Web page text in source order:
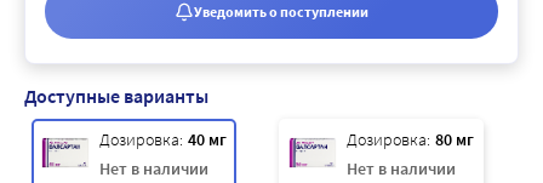
Доступные варианты
Дозировка: 40 мг
Нет в наличии
Дозировка: 80 мг
Нет в наличии
Уведомить о поступлении